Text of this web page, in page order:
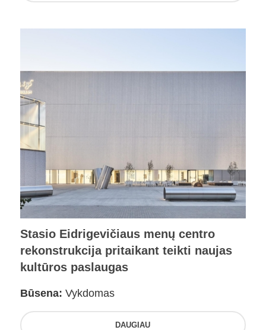
Stasio Eidrigevičiaus menų centro
rekonstrukcija pritaikant teikti naujas
kultūros paslaugas
Būsena: Vykdomas
DAUGIAU